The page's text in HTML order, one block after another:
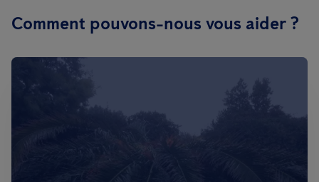
Comment pouvons-nous vous aider ?